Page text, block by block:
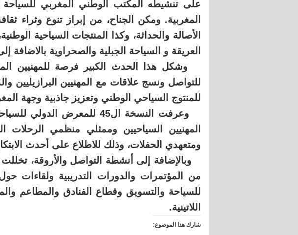
على تنشيطه المكتب الوطني المغربي
المغربية. ومكن الجناح، من إبراز تنوع وثراء
الأصالة والحداثة، وكذا المنتجات السياحية
العريقة و السياحة الجبلية والصحراوية بالاضافة
وشكل هذا الحدث الكبير فرصة للمهنيين
للتواصل ونسج علاقات مع المهنيين البرازيليين
للمنتوج السياحي الوطني وتعزيز جاذبية وجهة
المهنيين السياحيين وممثلي منظمي الرحلات
ومتعهدي الحفلات، وذلك للاطلاع على أحدث
وبالإضافة إلى أنشطة التواصل والأروقة،
من المؤتمرات والدورات التدريبية ولقاءات
للسياحة والتسويق وقطاع الفنادق والمطاعم
اللاتينية.
شارك هذا الموضوع: